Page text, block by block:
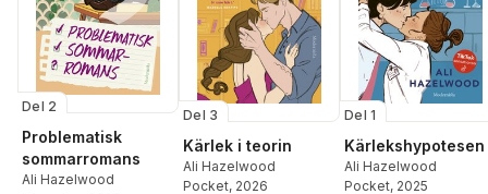
Del 2
Problematisk
sommarromans
Ali Hazelwood
Del 3
Kärlek i teorin
Ali Hazelwood
Pocket, 2026
Del 1
Kärlekshypotesen
Ali Hazelwood
Pocket, 2025